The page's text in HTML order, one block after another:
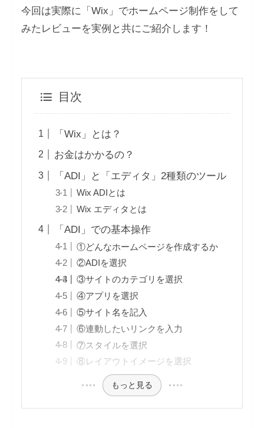
今回は実際に「Wix」でホームページ制作をして
みたレビューを実例と共にご紹介します！
目次
「Wix」とは？
お金はかかるの？
「ADI」と「エディタ」2種類のツール
Wix ADIとは
Wix エディタとは
「ADI」での基本操作
①どんなホームページを作成するか
②ADIを選択
③サイトのカテゴリを選択
④アプリを選択
⑤サイト名を記入
⑥連動したいリンクを入力
⑦スタイルを選択
⑧レイアウトイメージを選択
もっと見る